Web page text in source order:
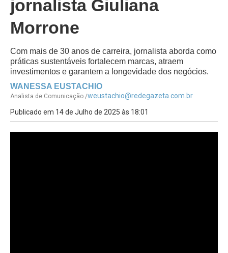
jornalista Giuliana
Morrone
Com mais de 30 anos de carreira, jornalista aborda como
práticas sustentáveis fortalecem marcas, atraem
investimentos e garantem a longevidade dos negócios.
WANESSA EUSTACHIO
Analista de Comunicação /weustachio@redegazeta.com.br
Publicado em 14 de Julho de 2025 às 18:01